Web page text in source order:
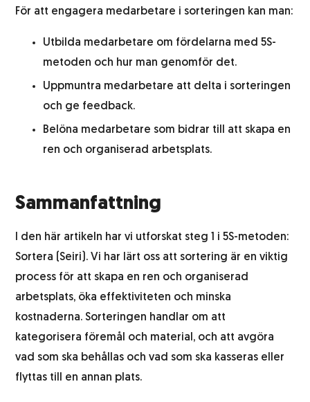
För att engagera medarbetare i sorteringen kan man:
Utbilda medarbetare om fördelarna med 5S-
metoden och hur man genomför det.
Uppmuntra medarbetare att delta i sorteringen
och ge feedback.
Belöna medarbetare som bidrar till att skapa en
ren och organiserad arbetsplats.
Sammanfattning
I den här artikeln har vi utforskat steg 1 i 5S-metoden:
Sortera (Seiri). Vi har lärt oss att sortering är en viktig
process för att skapa en ren och organiserad
arbetsplats, öka effektiviteten och minska
kostnaderna. Sorteringen handlar om att
kategorisera föremål och material, och att avgöra
vad som ska behållas och vad som ska kasseras eller
flyttas till en annan plats.